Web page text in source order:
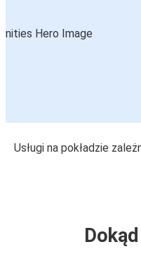
Usługi na pokładzie